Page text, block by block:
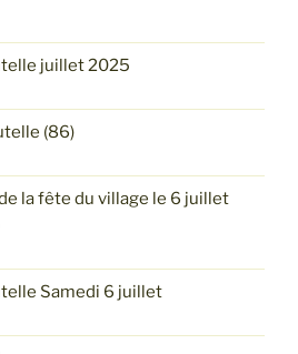
juillet 2025
(86)
la fête du village le 6 juillet
Samedi 6 juillet